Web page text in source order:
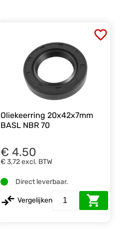
Oliekeerring 20x42x7mm
BASL NBR 70
€ 4.50
€ 3,72excl. BTW
Direct leverbaar.
Vergelijken